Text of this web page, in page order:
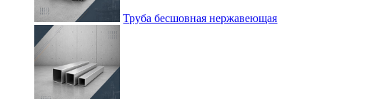
Труба бесшовная нержавеющая